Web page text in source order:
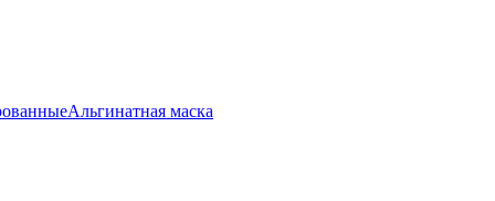
Альгинатная маска